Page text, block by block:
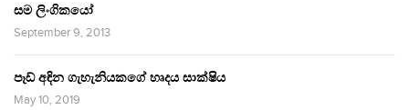
සම ලිංගිකයෝ
September 9, 2013
පෑඩ් අඳින ගැහැනියකගේ හෘදය සාක්ෂිය
May 10, 2019